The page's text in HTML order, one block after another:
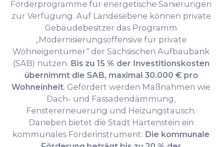
Förderprogramme für energetische Sanierungen
zur Verfügung. Auf Landesebene können private
Gebäudebesitzer das Programm
„Modernisierungsoffensive für private
Wohneigentümer“ der Sächsischen Aufbaubank
(SAB) nutzen. Bis zu 15 % der Investitionskosten
übernimmt die SAB, maximal 30.000 € pro
Wohneinheit. Gefördert werden Maßnahmen wie
Dach- und Fassadendämmung,
Fenstererneuerung und Heizungstausch.
Daneben bietet die Stadt Hartenstein ein
kommunales Förderinstrument: Die kommunale